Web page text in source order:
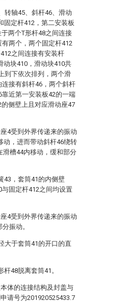
转轴45、斜杆46、滑动
固定杆412，第二安装板
两个T形杆48之间连接
两个，两个固定杆412
之间连接有安装杆
动块410，滑动块410共
到下依次排列，两个滑
接有斜杆46，两个斜杆
近第一安装板42的一端
侧壁上且对应滑动座47
4受到外界传递来的振动
动，进而带动斜杆46绕转
滑槽44内移动，缓和部分
43，套筒41的内侧壁
固定杆412之间均设置
4受到外界传递来的振动
振动。
大于套筒41的开口的直
48脱离套筒41。
体的连接结构及封盖与
请号为201920525433.7